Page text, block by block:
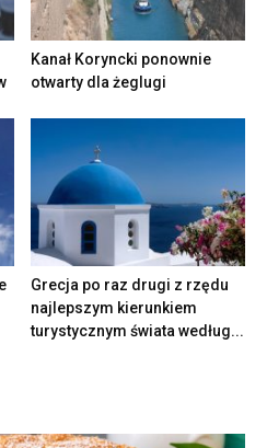
Kanał Koryncki ponownie
otwarty dla żeglugi
Grecja po raz drugi z rzędu
najlepszym kierunkiem
turystycznym świata według...